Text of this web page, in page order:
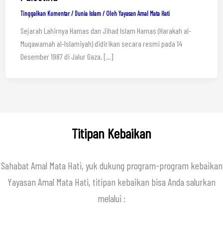
Tinggalkan Komentar / Dunia Islam/ OlehYayasan Amal Mata Hati
Sejarah Lahirnya Hamas dan Jihad Islam Hamas (Harakah al-
Muqawamah al-Islamiyah) didirikan secara resmi pada 14
Desember 1987 di Jalur Gaza, […]
Titipan Kebaikan
Sahabat Amal Mata Hati, yuk dukung program-program kebaikan
Yayasan Amal Mata Hati, titipan kebaikan bisa Anda salurkan
melalui :